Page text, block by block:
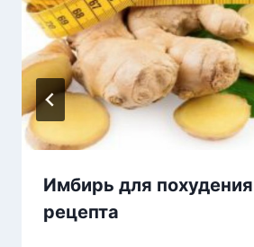
Имбирь для
рецепта